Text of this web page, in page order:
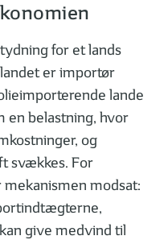
for et lands
er importør
lande
en belastning, hvor
og
svækkes. For
modsat:
give medvind til